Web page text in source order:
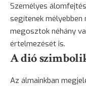
Személyes
segítenek
megosztok néhány
értelmezését is.
A dió
Az álmainkban